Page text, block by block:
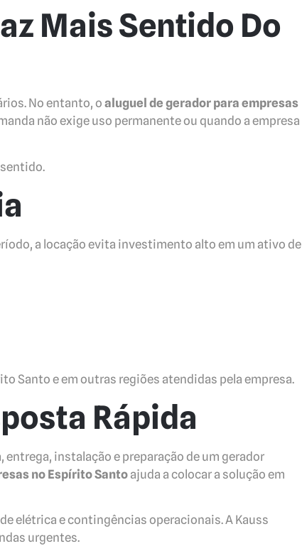
Mais Sentido Do
No entanto, o aluguel de gerador para empresas
não exige uso permanente ou quando a empresa
a locação evita investimento alto em um ativo de
Santo e em outras regiões atendidas pela empresa.
Rápida
instalação e preparação de um gerador
no Espírito Santoajuda a colocar a solução em
elétrica e contingências operacionais. A Kauss
urgentes.